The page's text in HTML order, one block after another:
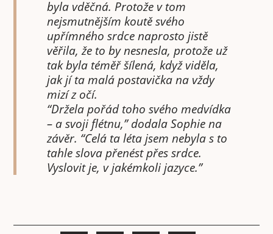
byla vděčná. Protože v tom
nejsmutnějším koutě svého
upřímného srdce naprosto jistě
věřila, že to by nesnesla, protože už
tak byla téměř šílená, když viděla,
jak jí ta malá postavička na vždy
mizí z očí.
“Držela pořád toho svého medvídka
– a svoji flétnu,” dodala Sophie na
závěr. “Celá ta léta jsem nebyla s to
tahle slova přenést přes srdce.
Vyslovit je, v jakémkoli jazyce.”